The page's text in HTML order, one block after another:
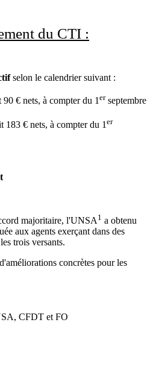
du CTI :
selon le calendrier suivant :
€ nets, à compter du 1 erseptembre
183 € nets, à compter du 1er
majoritaire, l'UNSA 1 a obtenu
aux agents exerçant dans des
trois versants.
concrètes pour les
CFDT et FO